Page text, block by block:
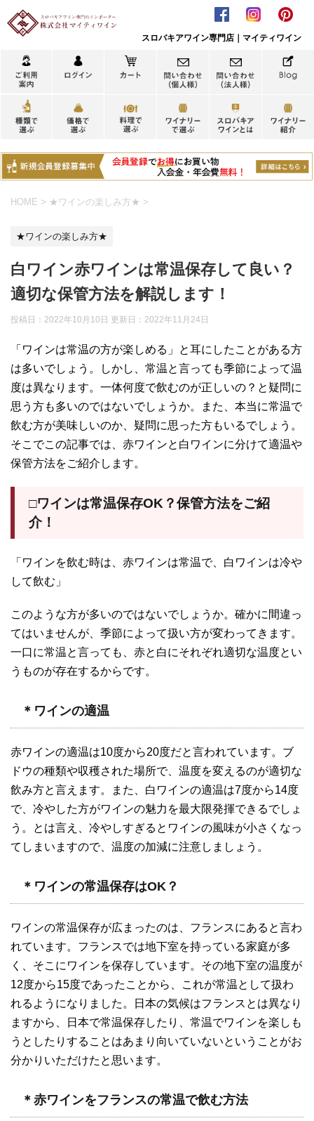
スロバキアワイン専門店｜マイティワイン
HOME > ★ワインの楽しみ方★ >
★ワインの楽しみ方★
白ワイン赤ワインは常温保存して良い？
適切な保管方法を解説します！
投稿日：2022年10月10日 更新日： 2022年11月24日
「ワインは常温の方が楽しめる」と耳にしたことがある方
は多いでしょう。しかし、常温と言っても季節によって温
度は異なります。一体何度で飲むのが正しいの？と疑問に
思う方も多いのではないでしょうか。また、本当に常温で
飲む方が美味しいのか、疑問に思った方もいるでしょう。
そこでこの記事では、赤ワインと白ワインに分けて適温や
保管方法をご紹介します。
□ワインは常温保存OK？保管方法をご紹
介！
「ワインを飲む時は、赤ワインは常温で、白ワインは冷や
して飲む」
このような方が多いのではないでしょうか。確かに間違っ
てはいませんが、季節によって扱い方が変わってきます。
一口に常温と言っても、赤と白にそれぞれ適切な温度とい
うものが存在するからです。
＊ワインの適温
赤ワインの適温は10度から20度だと言われています。ブ
ドウの種類や収穫された場所で、温度を変えるのが適切な
飲み方と言えます。また、白ワインの適温は7度から14度
で、冷やした方がワインの魅力を最大限発揮できるでしょ
う。とは言え、冷やしすぎるとワインの風味が小さくなっ
てしまいますので、温度の加減に注意しましょう。
＊ワインの常温保存はOK？
ワインの常温保存が広まったのは、フランスにあると言わ
れています。フランスでは地下室を持っている家庭が多
く、そこにワインを保存しています。その地下室の温度が
12度から15度であったことから、これが常温として扱わ
れるようになりました。日本の気候はフランスとは異なり
ますから、日本で常温保存したり、常温でワインを楽しも
うとしたりすることはあまり向いていないということがお
分かりいただけたと思います。
＊赤ワインをフランスの常温で飲む方法